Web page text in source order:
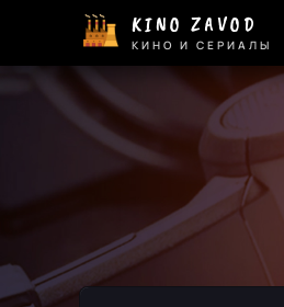
KINO ZAVOD
КИНО И СЕРИАЛЫ